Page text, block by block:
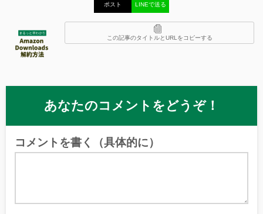
ポスト LINEで送る
この記事のタイトルとURLをコピーする
あなたのコメントをどうぞ！
コメントを書く（具体的に）